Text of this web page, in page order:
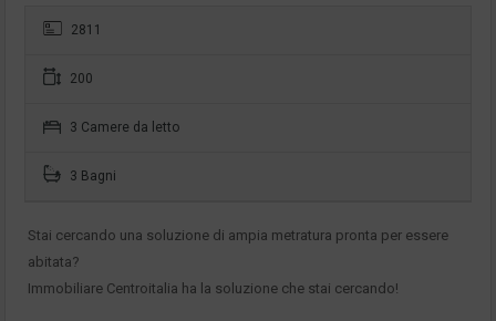
2811
200
3 Camere da letto
3 Bagni
Stai cercando una soluzione di ampia metratura pronta per essere
abitata?
Immobiliare Centroitalia ha la soluzione che stai cercando!